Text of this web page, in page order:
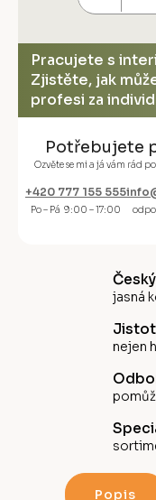
Pracujete s
Zjistěte, jak
profesi za
Potřebujete
Ozvěte se mi a já vám rád
+420 777 155 555
Po – Pá 9:00 – 17:00
jasná
nejen
Popis